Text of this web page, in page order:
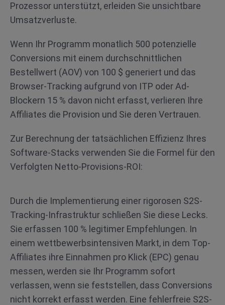
Prozessor unterstützt, erleiden Sie unsichtbare
Umsatzverluste.
Wenn Ihr Programm monatlich 500 potenzielle
Conversions mit einem durchschnittlichen
Bestellwert (AOV) von 100 $ generiert und das
Browser-Tracking aufgrund von ITP oder Ad-
Blockern 15 % davon nicht erfasst, verlieren Ihre
Affiliates die Provision und Sie deren Vertrauen.
Zur Berechnung der tatsächlichen Effizienz Ihres
Software-Stacks verwenden Sie die Formel für den
Verfolgten Netto-Provisions-ROI:
Durch die Implementierung einer rigorosen S2S-
Tracking-Infrastruktur schließen Sie diese Lecks.
Sie erfassen 100 % legitimer Empfehlungen. In
einem wettbewerbsintensiven Markt, in dem Top-
Affiliates ihre Einnahmen pro Klick (EPC) genau
messen, werden sie Ihr Programm sofort
verlassen, wenn sie feststellen, dass Conversions
nicht korrekt erfasst werden. Eine fehlerfreie S2S-